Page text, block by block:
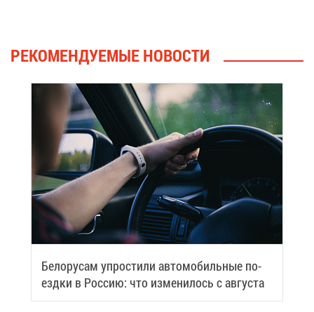
РЕ­КО­МЕН­ДУ­Е­МЫЕ НО­ВО­СТИ
Бе­ло­ру­сам упро­сти­ли ав­то­мо­биль­ные по­
езд­ки в Рос­сию: что из­ме­ни­лось с ав­гу­ста